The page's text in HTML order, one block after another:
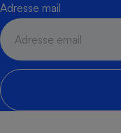
Adresse mail